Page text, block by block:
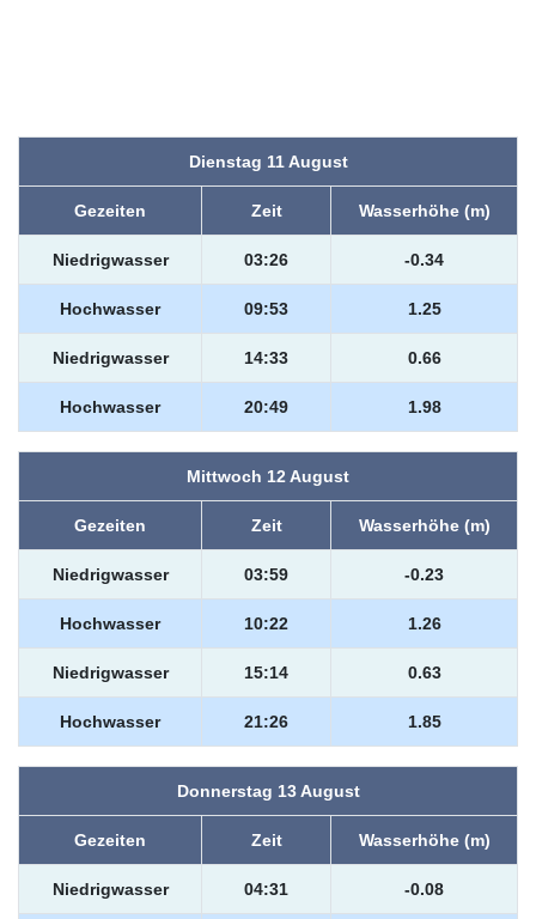
Dienstag 11 August
Gezeiten Zeit Wasserhöhe (m)
Niedrigwasser 03:26 -0.34
Hochwasser 09:53 1.25
Niedrigwasser 14:33 0.66
Hochwasser 20:49 1.98
Mittwoch 12 August
Gezeiten Zeit Wasserhöhe (m)
Niedrigwasser 03:59 -0.23
Hochwasser 10:22 1.26
Niedrigwasser 15:14 0.63
Hochwasser 21:26 1.85
Donnerstag 13 August
Gezeiten Zeit Wasserhöhe (m)
Niedrigwasser 04:31 -0.08